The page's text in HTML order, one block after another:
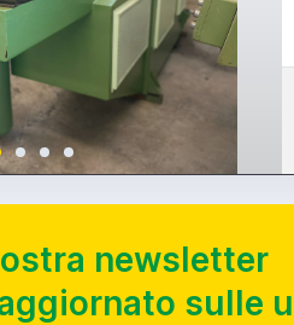
newsletter
sulle